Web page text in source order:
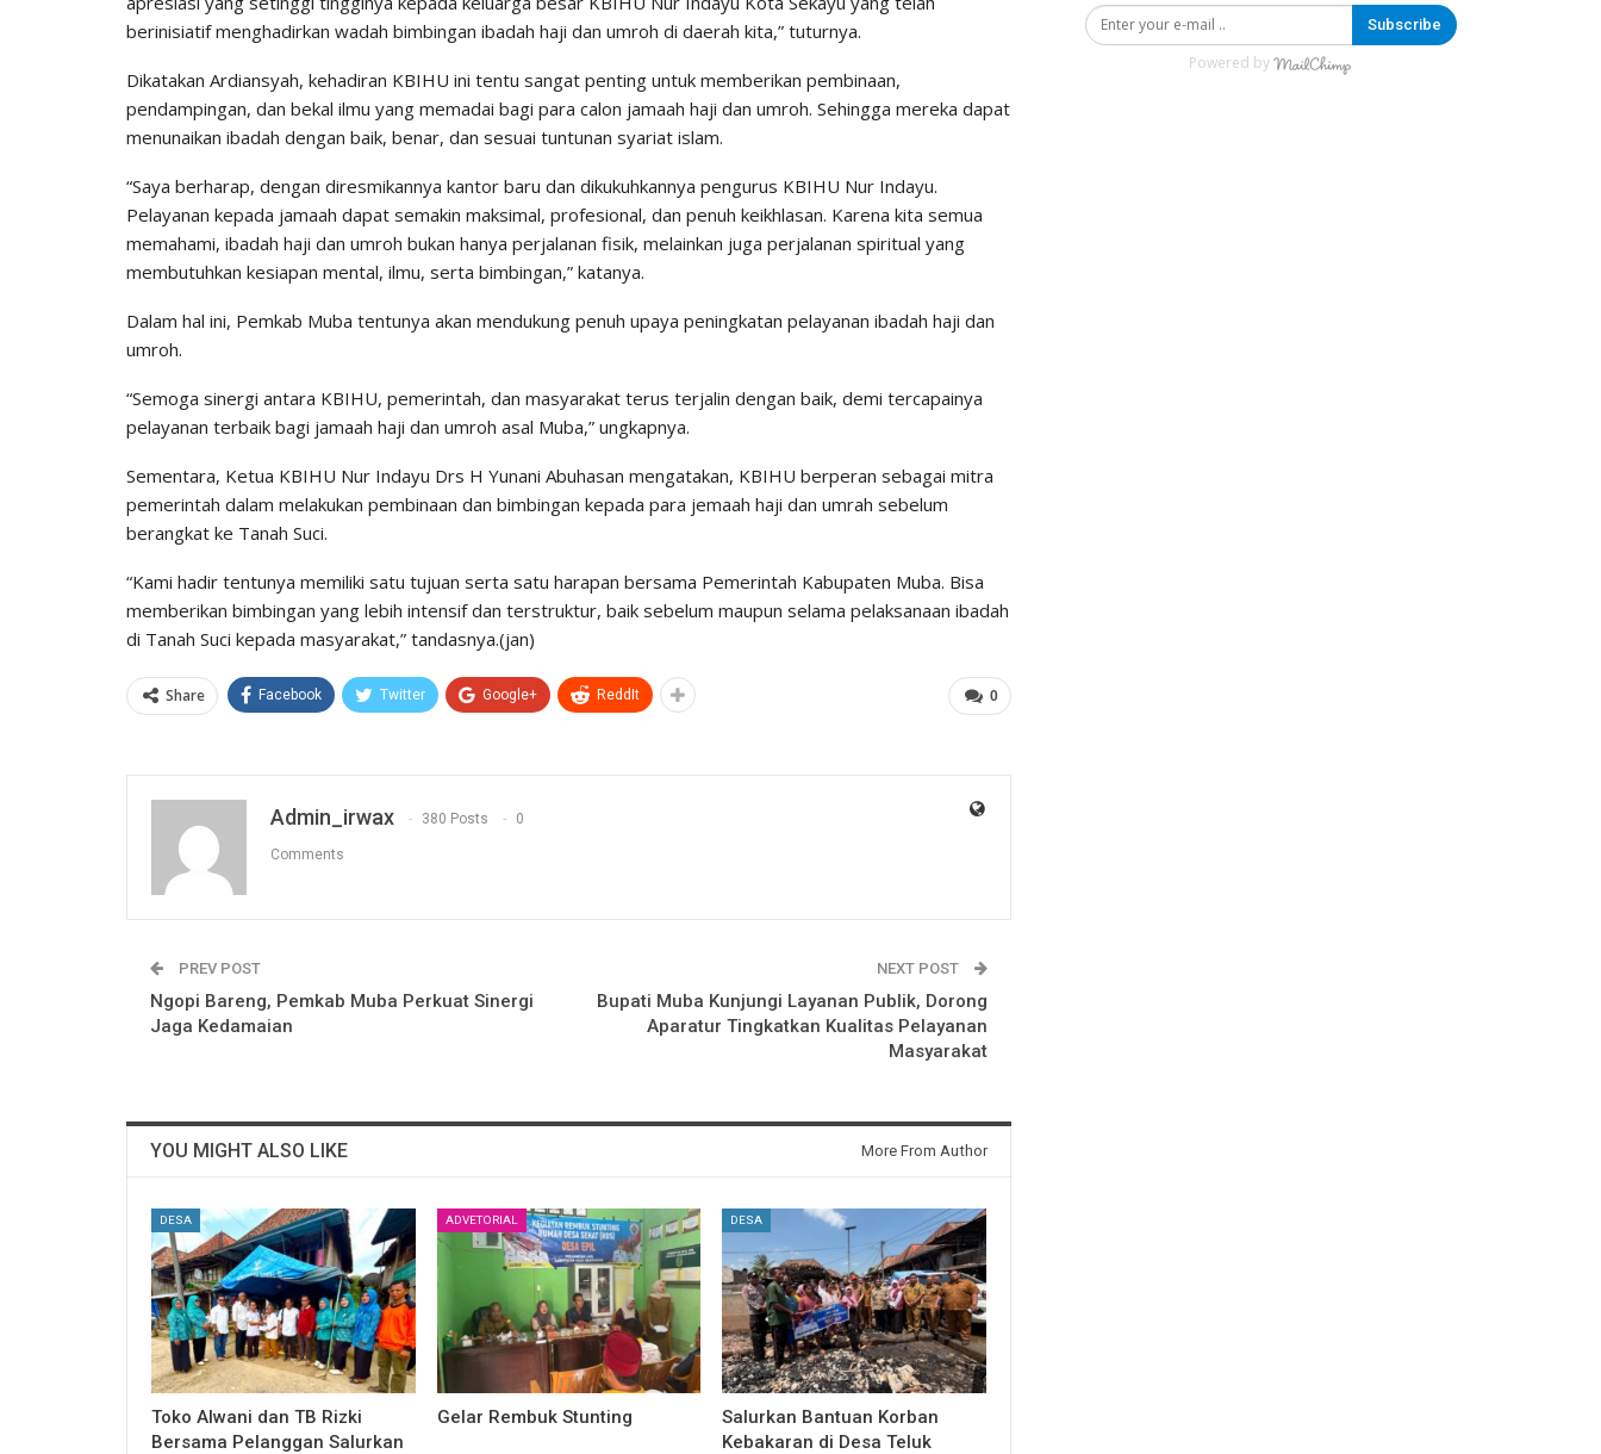
berinisiatif menghadirkan wadah bimbingan ibadah haji dan umroh di daerah kita,” tuturnya.
Dikatakan Ardiansyah, kehadiran KBIHU ini tentu sangat penting untuk memberikan pembinaan,
pendampingan, dan bekal ilmu yang memadai bagi para calon jamaah haji dan umroh. Sehingga mereka dapat
menunaikan ibadah dengan baik, benar, dan sesuai tuntunan syariat islam.
“Saya berharap, dengan diresmikannya kantor baru dan dikukuhkannya pengurus KBIHU Nur Indayu.
Pelayanan kepada jamaah dapat semakin maksimal, profesional, dan penuh keikhlasan. Karena kita semua
memahami, ibadah haji dan umroh bukan hanya perjalanan fisik, melainkan juga perjalanan spiritual yang
membutuhkan kesiapan mental, ilmu, serta bimbingan,” katanya.
Dalam hal ini, Pemkab Muba tentunya akan mendukung penuh upaya peningkatan pelayanan ibadah haji dan
umroh.
“Semoga sinergi antara KBIHU, pemerintah, dan masyarakat terus terjalin dengan baik, demi tercapainya
pelayanan terbaik bagi jamaah haji dan umroh asal Muba,” ungkapnya.
Sementara, Ketua KBIHU Nur Indayu Drs H Yunani Abuhasan mengatakan, KBIHU berperan sebagai mitra
pemerintah dalam melakukan pembinaan dan bimbingan kepada para jemaah haji dan umrah sebelum
berangkat ke Tanah Suci.
“Kami hadir tentunya memiliki satu tujuan serta satu harapan bersama Pemerintah Kabupaten Muba. Bisa
memberikan bimbingan yang lebih intensif dan terstruktur, baik sebelum maupun selama pelaksanaan ibadah
di Tanah Suci kepada masyarakat,” tandasnya.(jan)
0
Share Facebook Twitter Google+ ReddIt
Admin_irwax 380 Posts 0
Comments
PREV POST
Ngopi Bareng, Pemkab Muba Perkuat Sinergi
Jaga Kedamaian
NEXT POST
Bupati Muba Kunjungi Layanan Publik, Dorong
Aparatur Tingkatkan Kualitas Pelayanan
Masyarakat
YOU MIGHT ALSO LIKE More From Author
DESA
Toko Alwani dan TB Rizki
Bersama Pelanggan Salurkan
ADVETORIAL
Gelar Rembuk Stunting
DESA
Salurkan Bantuan Korban
Kebakaran di Desa Teluk
Subscribe
Powered by